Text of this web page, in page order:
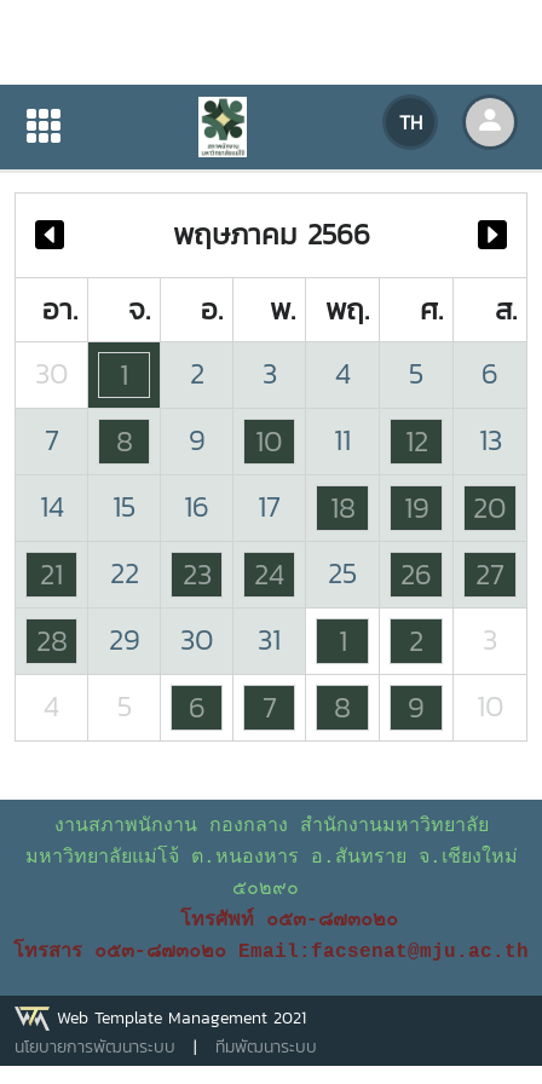
TH
ปฏิทินกิจกรรมของหน่วยงาน
ปฏิทินกิจกรรมของหน่วยงาน
พฤษภาคม 2566
อา.
จ. อ. พ. พฤ. ศ.
ส.
30
1 2 3 4 5
6
7
8 9 10 11 12
13
14
15 16 17 18 19
20
21
22 23 24 25 26
27
28
29 30 31 1 2
3
4
5 6 7 8 9 10
งานสภาพนักงาน กองกลาง สำนักงานมหาวิทยาลัย
มหาวิทยาลัยแม่โจ้ ต.หนองหาร อ.สันทราย จ.เชียงใหม่
๕๐๒๙๐
โทรศัพท์ ๐๕๓-๘๗๓๐๒๐
โทรสาร ๐๕๓-๘๗๓๐๒๐ Email:facsenat@mju.ac.th
Web Template Management 2021
นโยบายการพัฒนาระบบ | ทีมพัฒนาระบบ